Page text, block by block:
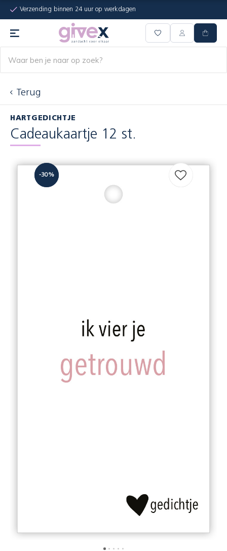
Verzending binnen 24 uur op werkdagen
Terug
HARTGEDICHTJE
Cadeaukaartje 12 st.
-30%
-30%